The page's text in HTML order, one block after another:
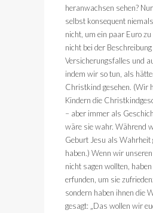
heranwachsen sehen?
selbst konsequent
nicht, um ein paar Euro
nicht bei der Beschreibung
Versicherungsfalles und
indem wir so tun, als
Christkind gesehen. (Wir
Kindern die
– aber immer als
wäre sie wahr. Während
Geburt Jesu als Wahrheit
haben.) Wenn wir
nicht sagen wollten,
erfunden, um sie
sondern haben ihnen die
gesagt: „Das wollen wir